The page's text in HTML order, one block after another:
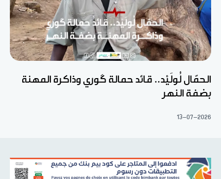
الحمّال لُولَيْد.. قائد حمالة گوري وذاكرة المهنة
بضفة النهر
13-07-2026